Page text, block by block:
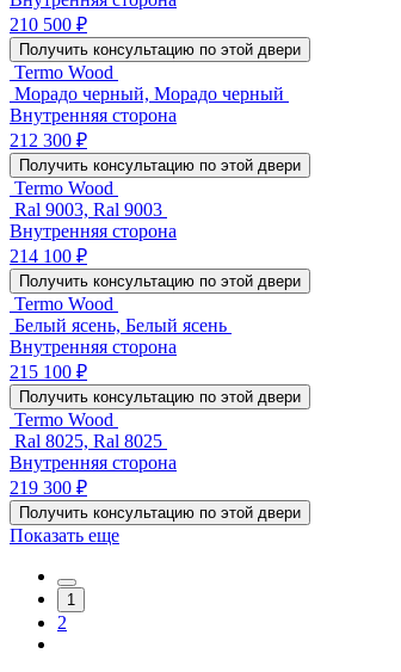
210 500 ₽
Получить консультацию по этой двери
Termo Wood
Морадо черный, Морадо черный
Внутренняя сторона
212 300 ₽
Получить консультацию по этой двери
Termo Wood
Ral 9003, Ral 9003
Внутренняя сторона
214 100 ₽
Получить консультацию по этой двери
Termo Wood
Белый ясень, Белый ясень
Внутренняя сторона
215 100 ₽
Получить консультацию по этой двери
Termo Wood
Ral 8025, Ral 8025
Внутренняя сторона
219 300 ₽
Получить консультацию по этой двери
Показать еще
1
2